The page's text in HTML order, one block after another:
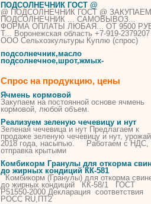
ПОДСОЛНЕЧНИК ГОСТ @
@ ПОДСОЛНЕЧНИК ГОСТ @ ЗАКУПАЕМ
ПОДСОЛНЕЧНИК ... САМОВЫВОЗ...
ФОРМА ОПЛАТЫ ЛЮБАЯ... ОТ 9500
Т... Воронежская область +7-919-2379207
ООО Сельхозкультуры Куплю (спрос)
подсолнечник,масло
подсолнечное,шрот,жмых-
Спрос на продукцию, цены
Ячмень кормовой
Закупаем на постоянной основе ячмень
кормовой, любой объем.
Реализуем зеленую чечевицу и нут
Зеленая чечевица и нут Предлагаем к
продаже зеленую чечевицу и нут, урожай
2018 года, насыпью. Работаем с НДС,
отправка крытыми
Комбикорм Гранулы для откорма
до жирных кондиций КК-581
Комбикорм (Гранулы) для откорма
до жирных кондиций КК-58/1 ГОСТ
Р51550-2000 Декларация соответствия
РОСС RU,ПТ2